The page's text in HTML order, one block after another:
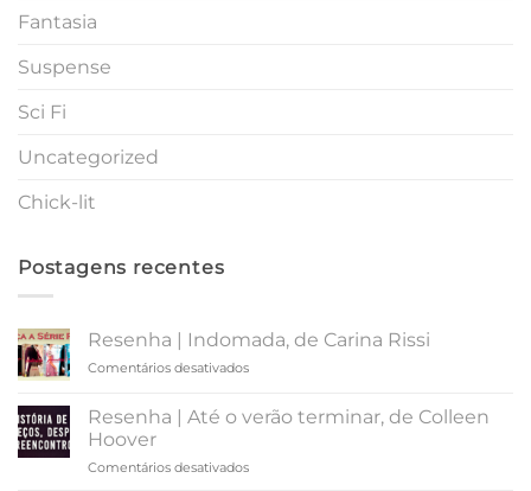
Fantasia
Suspense
Sci Fi
Uncategorized
Chick-lit
Postagens recentes
Resenha | Indomada, de Carina Rissi
Comentários desativadosem
Indomada,
Carina
Resenha | Até o verão terminar, de Colleen
Hoover
Comentários desativadosem